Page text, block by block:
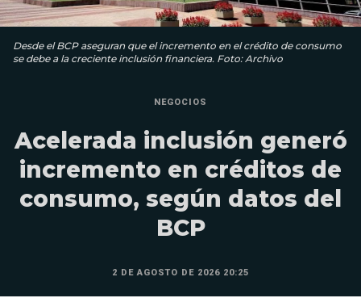
Desde el BCP aseguran que el incremento en el crédito de consumo
se debe a la creciente inclusión financiera. Foto: Archivo
NEGOCIOS
Acelerada inclusión generó
incremento en créditos de
consumo, según datos del
BCP
2 DE AGOSTO DE 2026 20:25